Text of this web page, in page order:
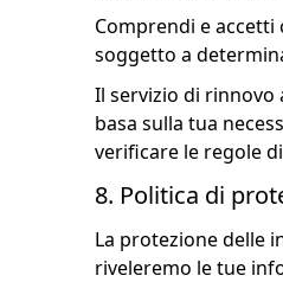
Comprendi e
soggetto a
Il servizio di
basa sulla tua
verificare le regole
8. Politica di
La protezione delle
riveleremo le tue